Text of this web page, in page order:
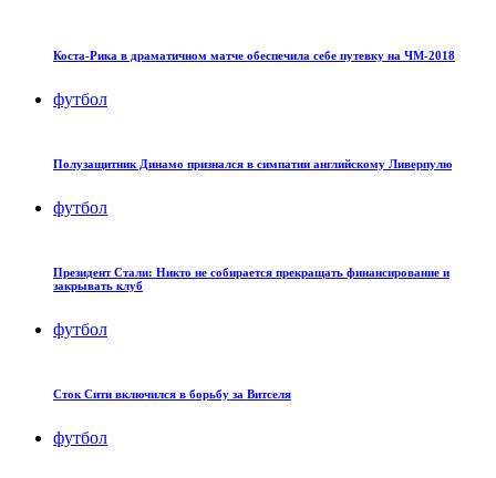
Коста-Рика в драматичном матче обеспечила себе путевку на ЧМ-2018
футбол
Полузащитник Динамо признался в симпатии английскому Ливерпулю
футбол
Президент Стали: Никто не собирается прекращать финансирование и
закрывать клуб
футбол
Сток Сити включился в борьбу за Витселя
футбол